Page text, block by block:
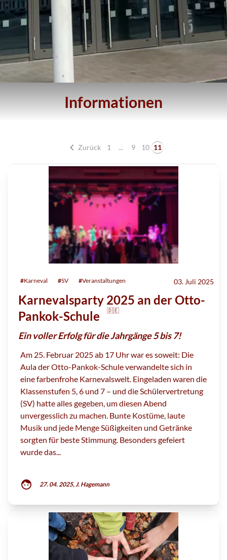
Informationen
chevron_left Zurück 1 ... 9 10 11
#Karneval #SV #Veranstaltungen 03. Juli 2025
Karnevalsparty 2025 an der Otto-
Pankok-Schule
🇩🇪
Ein voller Erfolg für die Jahrgänge 5 bis 7!
Am 25. Februar 2025 ab 17 Uhr war es soweit: Die
Aula der Otto-Pankok-Schule verwandelte sich in
eine farbenfrohe Karnevalswelt. Eingeladen waren die
Klassenstufen 5, 6 und 7 – und die Schülervertretung
(SV) hatte alles gegeben, um diesen Abend
unvergesslich zu machen. Bunte Kostüme, laute
Musik und jede Menge Süßigkeiten und Getränke
sorgten für beste Stimmung. Besonders gefeiert
wurde das...
face 27. 04. 2025, J. Hagemann